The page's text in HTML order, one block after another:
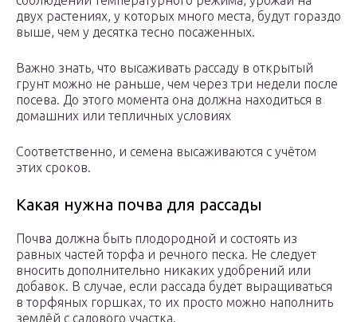
двух растениях, у которых много места, будут гораздо
выше, чем у десятка тесно посаженных.
Важно знать, что высаживать рассаду в открытый
грунт можно не раньше, чем через три недели после
посева. До этого момента она должна находиться в
домашних или тепличных условиях
Соответственно, и семена высаживаются с учётом
этих сроков.
Какая нужна почва для рассады
Почва должна быть плодородной и состоять из
равных частей торфа и речного песка. Не следует
вносить дополнительно никаких удобрений или
добавок. В случае, если рассада будет выращиваться
в торфяных горшках, то их просто можно наполнить
землёй с садового участка.